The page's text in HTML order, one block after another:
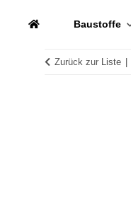
Baustoffe
Zurück zur Liste